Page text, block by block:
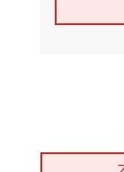
n